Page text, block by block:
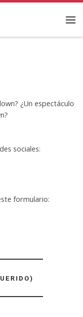
¿Un espectáculo
sociales:
formulario: